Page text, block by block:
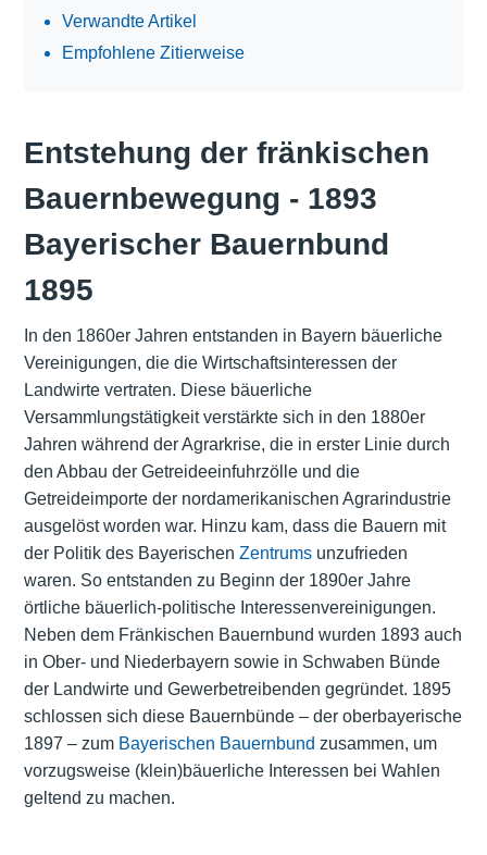
Verwandte Artikel
Empfohlene Zitierweise
Entstehung der fränkischen
Bauernbewegung - 1893 
Bayerischer Bauernbund
1895
In den 1860er Jahren entstanden in Bayern bäuerliche
Vereinigungen, die die Wirtschaftsinteressen der
Landwirte vertraten. Diese bäuerliche
Versammlungstätigkeit verstärkte sich in den 1880er
Jahren während der Agrarkrise, die in erster Linie durch
den Abbau der Getreideeinfuhrzölle und die
Getreideimporte der nordamerikanischen Agrarindustrie
ausgelöst worden war. Hinzu kam, dass die Bauern mit
der Politik des Bayerischen Zentrumsunzufrieden
waren. So entstanden zu Beginn der 1890er Jahre
örtliche bäuerlich-politische Interessenvereinigungen.
Neben dem Fränkischen Bauernbund wurden 1893 auch
in Ober- und Niederbayern sowie in Schwaben Bünde
der Landwirte und Gewerbetreibenden gegründet. 1895
schlossen sich diese Bauernbünde – der oberbayerische
1897 – zum Bayerischen Bauernbund zusammen, um
vorzugsweise (klein)bäuerliche Interessen bei Wahlen
geltend zu machen.